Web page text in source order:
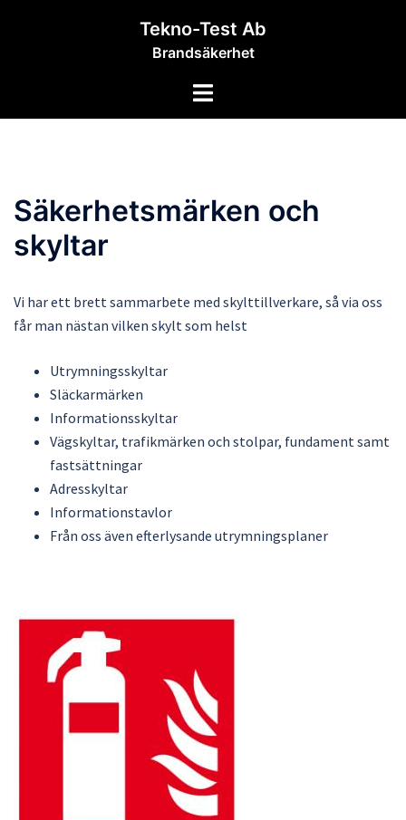
Tekno-Test Ab
Brandsäkerhet
Slå
Säkerhetsmärken och
skyltar
Vi har ett brett sammarbete med skylttillverkare, så via oss
får man nästan vilken skylt som helst
Utrymningsskyltar
Släckarmärken
Informationsskyltar
Vägskyltar, trafikmärken och stolpar, fundament samt
fastsättningar
Adresskyltar
Informationstavlor
Från oss även efterlysande utrymningsplaner